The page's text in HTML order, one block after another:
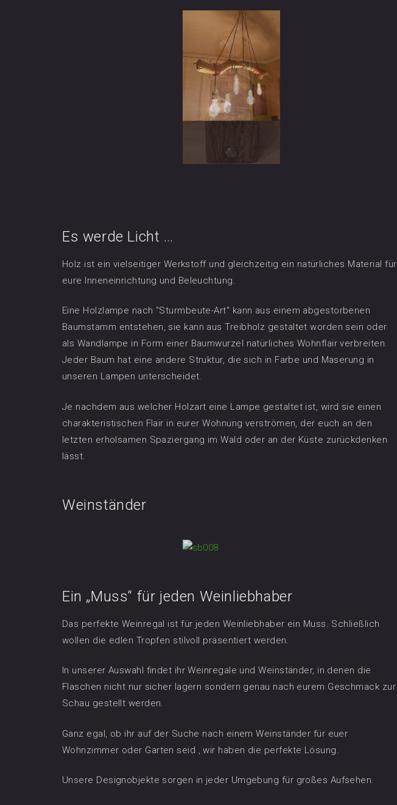
Es werde Licht …
Holz ist ein vielseitiger Werkstoff und gleichzeitig ein natürliches Material für
eure Inneneinrichtung und Beleuchtung.
Eine Holzlampe nach "Sturmbeute-Art" kann aus einem abgestorbenen
Baumstamm entstehen, sie kann aus Treibholz gestaltet worden sein oder
als Wandlampe in Form einer Baumwurzel natürliches Wohnflair verbreiten.
Jeder Baum hat eine andere Struktur, die sich in Farbe und Maserung in
unseren Lampen unterscheidet.
Je nachdem aus welcher Holzart eine Lampe gestaltet ist, wird sie einen
charakteristischen Flair in eurer Wohnung verströmen, der euch an den
letzten erholsamen Spaziergang im Wald oder an der Küste zurückdenken
lässt.
Weinständer
Ein „Muss“ für jeden Weinliebhaber
Das perfekte Weinregal ist für jeden Weinliebhaber ein Muss. Schließlich
wollen die edlen Tropfen stilvoll präsentiert werden.
In unserer Auswahl findet ihr Weinregale und Weinständer, in denen die
Flaschen nicht nur sicher lagern sondern genau nach eurem Geschmack zur
Schau gestellt werden.
Ganz egal, ob ihr auf der Suche nach einem Weinständer für euer
Wohnzimmer oder Garten seid , wir haben die perfekte Lösung.
Unsere Designobjekte sorgen in jeder Umgebung für großes Aufsehen.